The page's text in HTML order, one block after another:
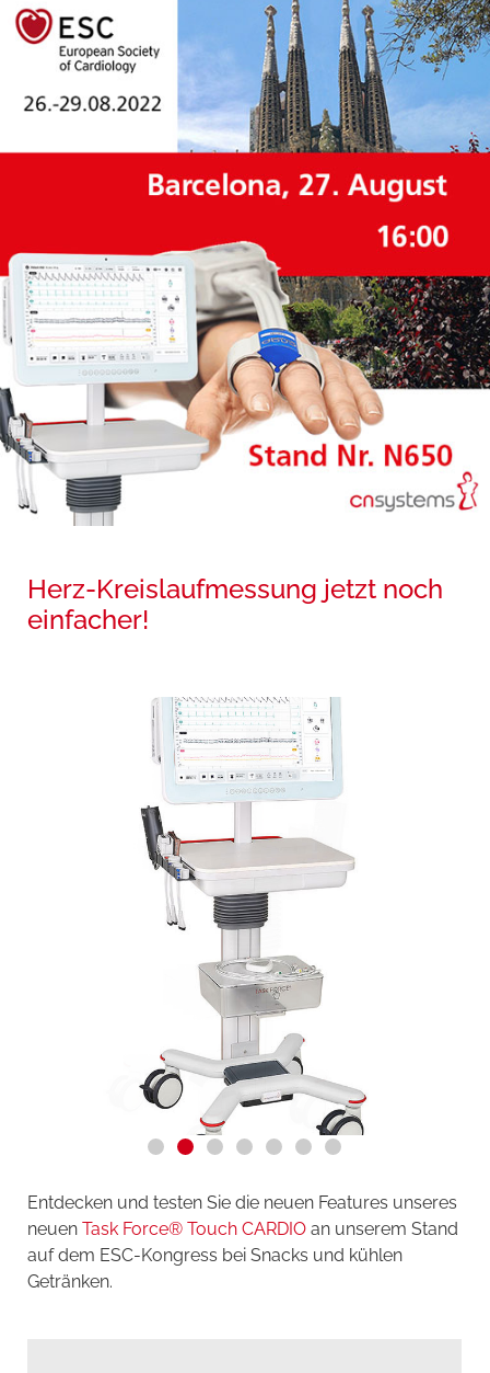
Herz-Kreislaufmessung jetzt noch
einfacher!
Entdecken und testen Sie die neuen Features unseres
neuen Task Force® Touch CARDIO an unserem Stand
auf dem ESC-Kongress bei Snacks und kühlen
Getränken.